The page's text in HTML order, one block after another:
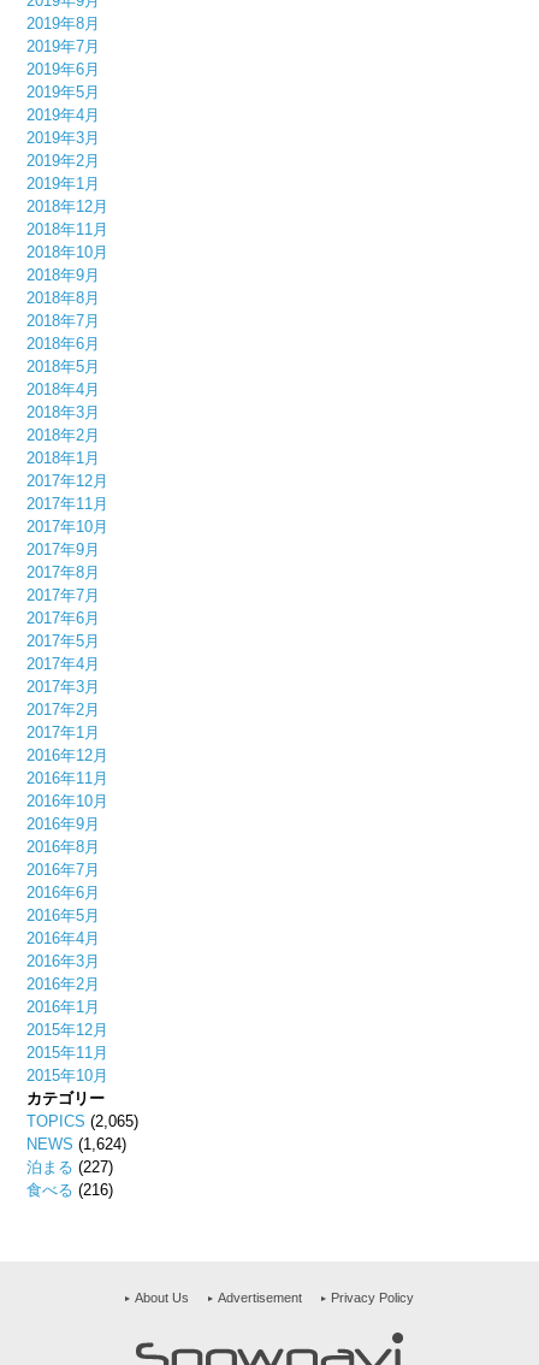
2019年8月
2019年7月
2019年6月
2019年5月
2019年4月
2019年3月
2019年2月
2019年1月
2018年12月
2018年11月
2018年10月
2018年9月
2018年8月
2018年7月
2018年6月
2018年5月
2018年4月
2018年3月
2018年2月
2018年1月
2017年12月
2017年11月
2017年10月
2017年9月
2017年8月
2017年7月
2017年6月
2017年5月
2017年4月
2017年3月
2017年2月
2017年1月
2016年12月
2016年11月
2016年10月
2016年9月
2016年8月
2016年7月
2016年6月
2016年5月
2016年4月
2016年3月
2016年2月
2016年1月
2015年12月
2015年11月
2015年10月
カテゴリー
TOPICS (2,065)
NEWS (1,624)
泊まる (227)
食べる (216)
About Us Advertisement Privacy Policy